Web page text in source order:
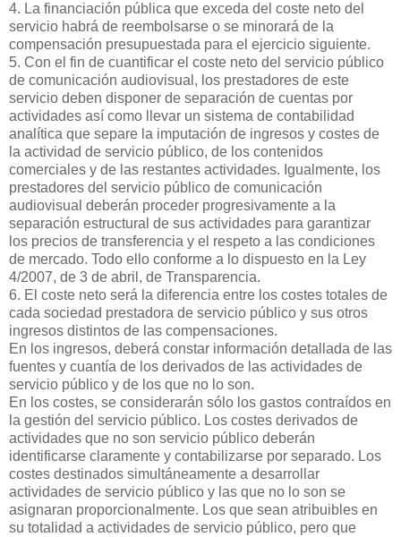
4. La financiación pública que exceda del coste neto del
servicio habrá de reembolsarse o se minorará de la
compensación presupuestada para el ejercicio siguiente.
5. Con el fin de cuantificar el coste neto del servicio público
de comunicación audiovisual, los prestadores de este
servicio deben disponer de separación de cuentas por
actividades así como llevar un sistema de contabilidad
analítica que separe la imputación de ingresos y costes de
la actividad de servicio público, de los contenidos
comerciales y de las restantes actividades. Igualmente, los
prestadores del servicio público de comunicación
audiovisual deberán proceder progresivamente a la
separación estructural de sus actividades para garantizar
los precios de transferencia y el respeto a las condiciones
de mercado. Todo ello conforme a lo dispuesto en la Ley
4/2007, de 3 de abril, de Transparencia.
6. El coste neto será la diferencia entre los costes totales de
cada sociedad prestadora de servicio público y sus otros
ingresos distintos de las compensaciones.
En los ingresos, deberá constar información detallada de las
fuentes y cuantía de los derivados de las actividades de
servicio público y de los que no lo son.
En los costes, se considerarán sólo los gastos contraídos en
la gestión del servicio público. Los costes derivados de
actividades que no son servicio público deberán
identificarse claramente y contabilizarse por separado. Los
costes destinados simultáneamente a desarrollar
actividades de servicio público y las que no lo son se
asignaran proporcionalmente. Los que sean atribuibles en
su totalidad a actividades de servicio público, pero que